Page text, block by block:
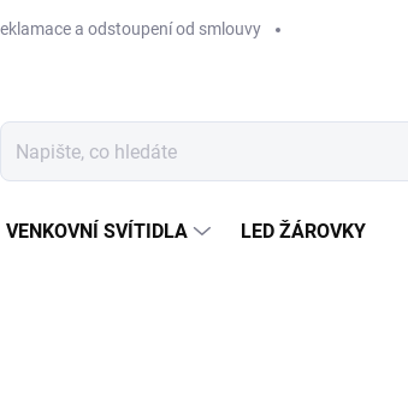
a odstoupení od smlouvy
VENKOVNÍ SVÍTIDLA LED ŽÁROVKY